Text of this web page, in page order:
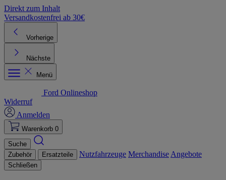
Direkt zum Inhalt
Versandkostenfrei ab 30€
Vorherige
Nächste
Menü
Ford Onlineshop
Widerruf
Anmelden
Warenkorb 0
Suche
Zubehör
Ersatzteile Nutzfahrzeuge Merchandise Angebote
Schließen